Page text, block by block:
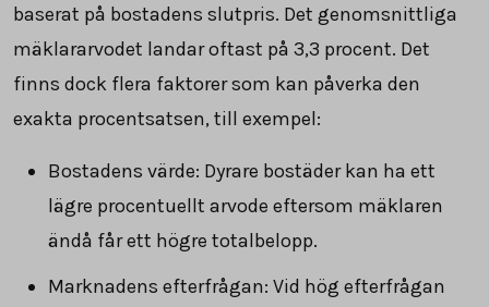
baserat på bostadens slutpris. Det genomsnittliga
mäklararvodet landar oftast på 3,3 procent. Det
finns dock flera faktorer som kan påverka den
exakta procentsatsen, till exempel:
Bostadens värde: Dyrare bostäder kan ha ett
lägre procentuellt arvode eftersom mäklaren
ändå får ett högre totalbelopp.
Marknadens efterfrågan: Vid hög efterfrågan